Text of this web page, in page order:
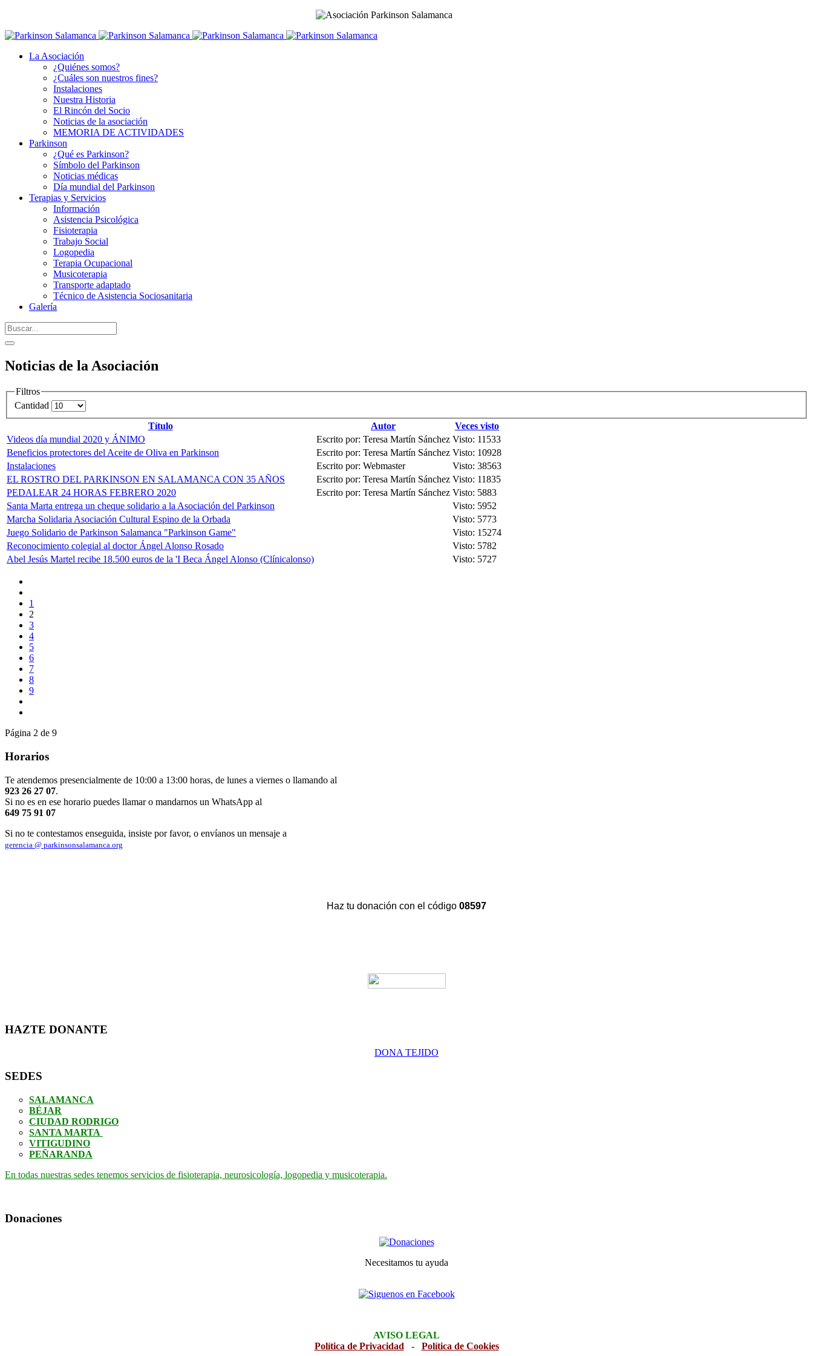
La Asociación
¿Quiénes somos?
¿Cuáles son nuestros fines?
Instalaciones
Nuestra Historia
El Rincón del Socio
Noticias de la asociación
MEMORIA DE ACTIVIDADES
Parkinson
¿Qué es Parkinson?
Símbolo del Parkinson
Noticias médicas
Día mundial del Parkinson
Terapias y Servicios
Información
Asistencia Psicológica
Fisioterapia
Trabajo Social
Logopedia
Terapia Ocupacional
Musicoterapia
Transporte adaptado
Técnico de Asistencia Sociosanitaria
Galería
Noticias de la Asociación
Filtros
Cantidad
Título
Autor
Veces visto
Videos día mundial 2020 y ÁNIMO
Escrito por: Teresa Martín Sánchez Visto: 11533
Beneficios protectores del Aceite de Oliva en Parkinson
Escrito por: Teresa Martín Sánchez Visto: 10928
Instalaciones
Escrito por: Webmaster
Visto: 38563
EL ROSTRO DEL PARKINSON EN SALAMANCA CON 35 AÑOS
Escrito por: Teresa Martín Sánchez Visto: 11835
PEDALEAR 24 HORAS FEBRERO 2020
Escrito por: Teresa Martín Sánchez Visto: 5883
Santa Marta entrega un cheque solidario a la Asociación del Parkinson
Visto: 5952
Marcha Solidaria Asociación Cultural Espino de la Orbada
Visto: 5773
Juego Solidario de Parkinson Salamanca "Parkinson Game"
Visto: 15274
Reconocimiento colegial al doctor Ángel Alonso Rosado
Visto: 5782
Abel Jesús Martel recibe 18.500 euros de la 'I Beca Ángel Alonso (Clínicalonso)
Visto: 5727
1
2
3
4
5
6
7
8
9
Página 2 de 9
Horarios
Te atendemos presencialmente de 10:00 a 13:00 horas, de lunes a viernes o llamando al
923 26 27 07.
Si no es en ese horario puedes llamar o mandarnos un WhatsApp al
649 75 91 07
Si no te contestamos enseguida, insiste por favor, o envíanos un mensaje a
gerencia @ parkinsonsalamanca.org
Haz tu donación con el código 08597
HAZTE DONANTE
DONA TEJIDO
SEDES
SALAMANCA
BÉJAR
CIUDAD RODRIGO
SANTA MARTA
VITIGUDINO
PEÑARANDA
En todas nuestras sedes tenemos servicios de fisioterapia, neurosicología, logopedia y musicoterapia.
Donaciones
Necesitamos tu ayuda
AVISO LEGAL
Política de Privacidad - Política de Cookies